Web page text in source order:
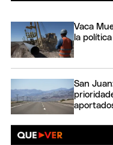
Vaca
la
San